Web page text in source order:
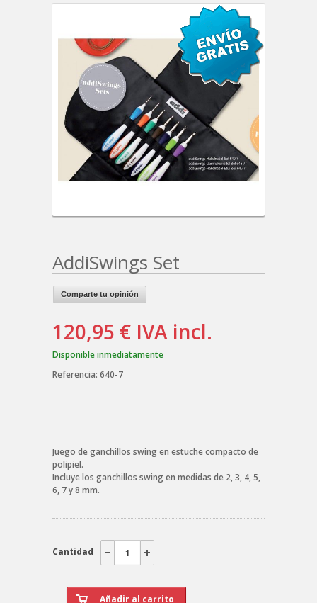
AddiSwings Set
Comparte tu opinión
120,95 € IVA incl.
Disponible inmediatamente
Referencia: 640-7
Juego de ganchillos swing en estuche compacto de
polipiel.
Incluye los ganchillos swing en medidas de 2, 3, 4, 5,
6, 7 y 8 mm.
Cantidad